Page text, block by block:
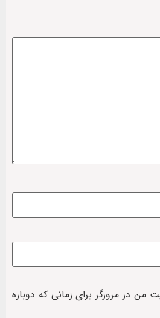
من در مرورگر برای زمانی که دوباره